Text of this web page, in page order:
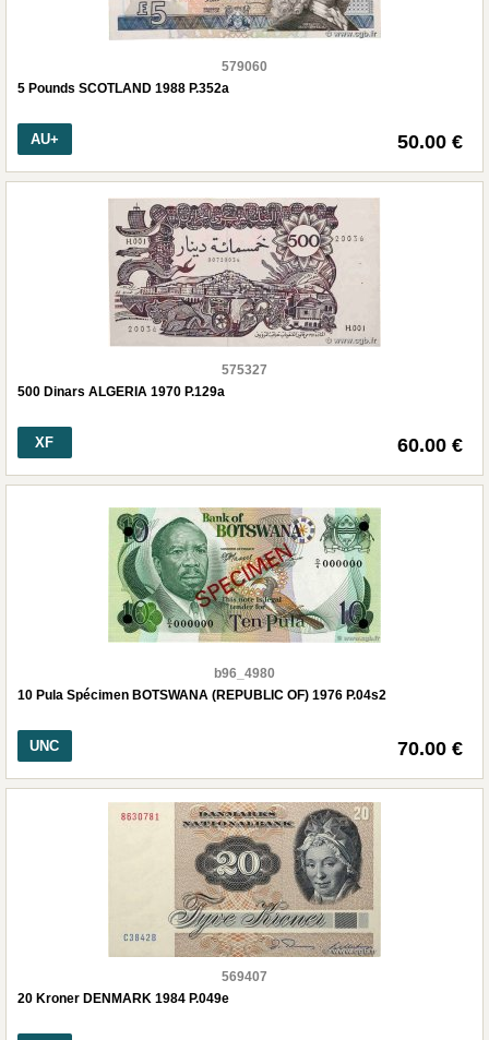
579060
5 Pounds SCOTLAND 1988 P.352a
AU+ 50.00 €
575327
500 Dinars ALGERIA 1970 P.129a
XF 60.00 €
b96_4980
10 Pula Spécimen BOTSWANA (REPUBLIC OF) 1976 P.04s2
UNC 70.00 €
569407
20 Kroner DENMARK 1984 P.049e